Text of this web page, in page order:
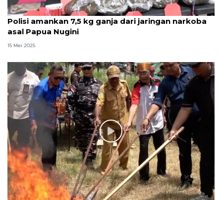
Polisi amankan 7,5 kg ganja dari jaringan narkoba
asal Papua Nugini
15 Mei 2025